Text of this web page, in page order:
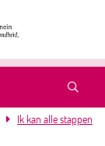
Ik kan alle stappen